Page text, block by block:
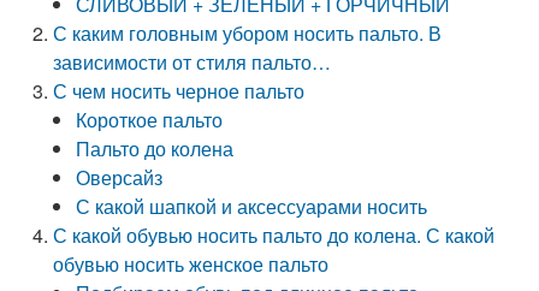
С каким головным убором носить пальто. В
зависимости от стиля пальто…
С чем носить черное пальто
Короткое пальто
Пальто до колена
Оверсайз
С какой шапкой и аксессуарами носить
С какой обувью носить пальто до колена. С какой
обувью носить женское пальто